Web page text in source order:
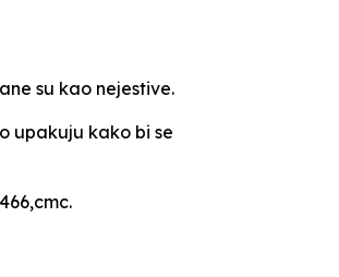
su kao nejestive.
upakuju kako bi se